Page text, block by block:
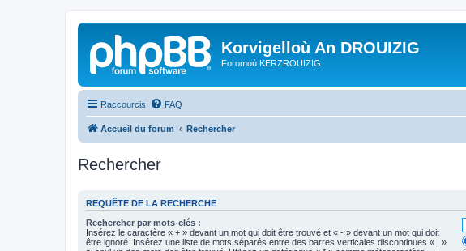
Korvigelloù An DROUIZIG
Foromoù KERZROUIZIG
Raccourcis FAQ
Accueil du forum Rechercher
Rechercher
REQUÊTE DE LA RECHERCHE
Rechercher par mots-clés :
Insérez le caractère « + » devant un mot qui doit être trouvé et « - » devant un mot qui doit
être ignoré. Insérez une liste de mots séparés entre des barres verticales discontinues « | »